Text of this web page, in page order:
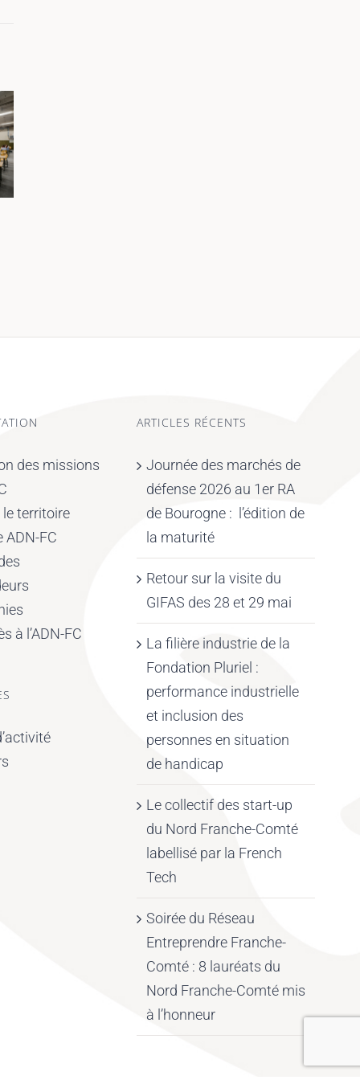
des missions
le territoire
ADN-FC
à l’ADN-FC
ARTICLES RÉCENTS
Journée des marchés de
défense 2026 au 1er RA
de Bourogne : l’édition de
la maturité
Retour sur la visite du
GIFAS des 28 et 29 mai
La filière industrie de la
Fondation Pluriel :
performance industrielle
et inclusion des
personnes en situation
de handicap
Le collectif des start-up
du Nord Franche-Comté
labellisé par la French
Tech
Soirée du Réseau
Entreprendre Franche-
Comté : 8 lauréats du
Nord Franche-Comté mis
à l’honneur